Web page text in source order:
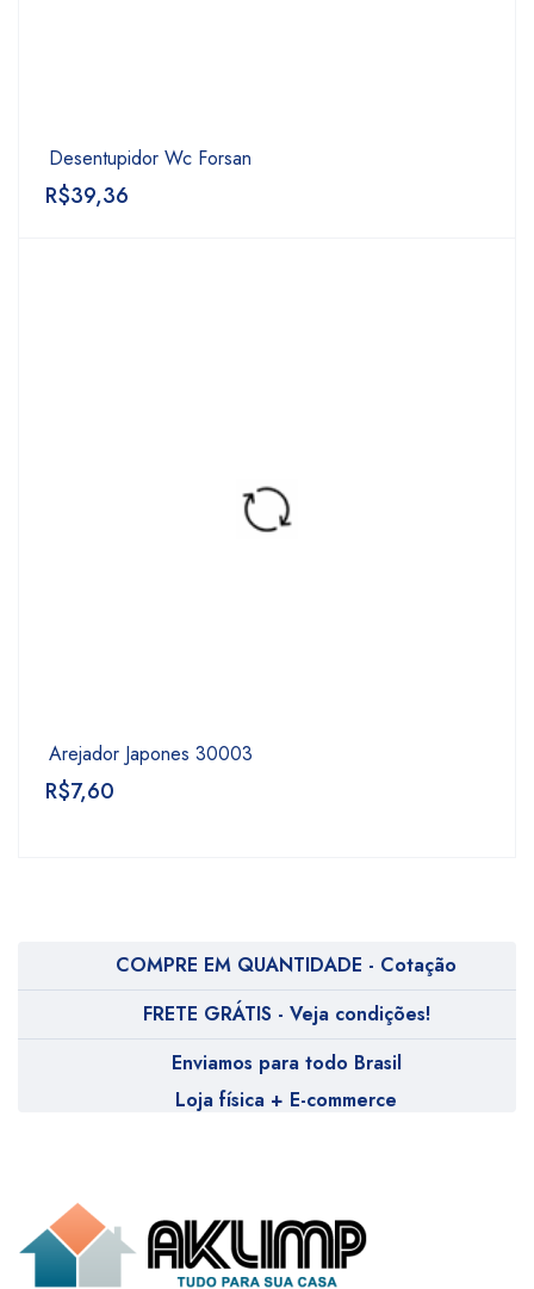
Desentupidor Wc Forsan
R$39,36
Arejador Japones 30003
R$7,60
COMPRE EM QUANTIDADE - Cotação
FRETE GRÁTIS - Veja condições!
Enviamos para todo Brasil
Loja física + E-commerce